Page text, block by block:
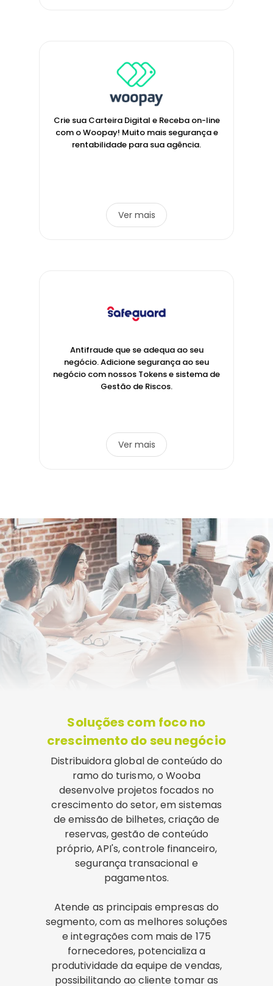
Crie sua Carteira Digital e Receba on-line
com o Woopay! Muito mais segurança e
rentabilidade para sua agência.
Ver mais
Antifraude que se adequa ao seu
negócio. Adicione segurança ao seu
negócio com nossos Tokens e sistema de
Gestão de Riscos.
Ver mais
Soluções com foco no
crescimento do seu negócio
Distribuidora global de conteúdo do
ramo do turismo, o Wooba
desenvolve projetos focados no
crescimento do setor, em sistemas
de emissão de bilhetes, criação de
reservas, gestão de conteúdo
próprio, API's, controle financeiro,
segurança transacional e
pagamentos.
Atende as principais empresas do
segmento, com as melhores soluções
e integrações com mais de 175
fornecedores, potencializa a
produtividade da equipe de vendas,
possibilitando ao cliente tomar as